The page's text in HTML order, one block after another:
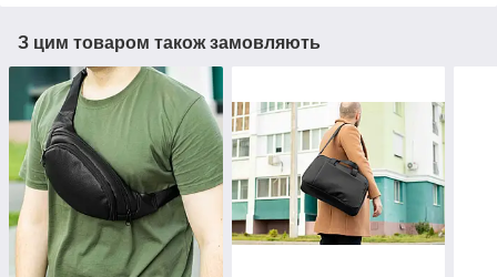
З цим товаром також замовляють